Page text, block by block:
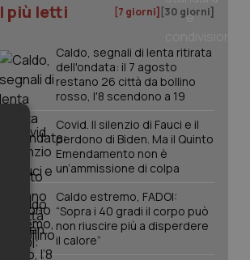
I più letti [7 giorni] [30 giorni]
Caldo, segnali di lenta ritirata
dell'ondata: il 7 agosto
restano 26 città da bollino
rosso, l'8 scendono a 19
Covid. Il silenzio di Fauci e il
perdono di Biden. Ma il Quinto
Emendamento non è
un’ammissione di colpa
Caldo estremo, FADOI:
“Sopra i 40 gradi il corpo può
non riuscire più a disperdere
il calore”